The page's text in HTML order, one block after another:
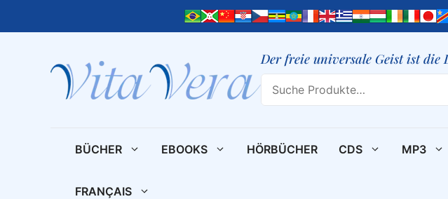
Der freie universale Geist ist die
Search
BÜCHER EBOOKS HÖRBÜCHER CDS MP3
FRANÇAIS